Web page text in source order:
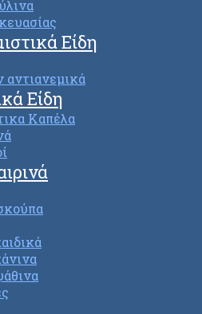
Είδη
Είδη
Καπέλα